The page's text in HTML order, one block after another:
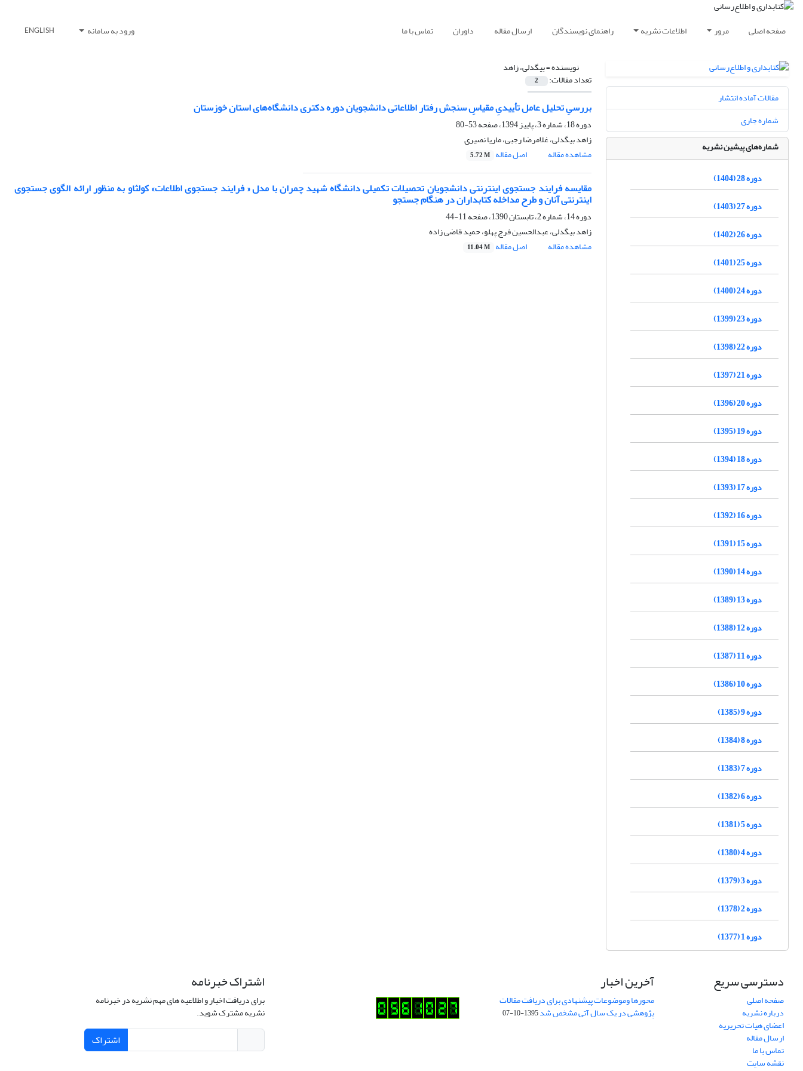
صفحه اصلی مرور اطلاعات نشریه راهنمای نویسندگان ارسال مقاله داوران تماس با ما ورود به سامانه ENGLISH
نویسنده =بیگدلی، زاهد
تعداد مقالات: 2
بررسیِ تحلیل عامل تأییدیِ مقیاسِ سنجش رفتار اطلاعاتی دانشجویان دوره دکتری دانشگاه‌های استان خوزستان
دوره 18، شماره 3، پاییز 1394، صفحه
53-80
زاهد بیگدلی، غلامرضا رجبی، ماریا نصیری
مشاهده مقاله
اصل مقاله 5.72 M
مقایسه فرایند جستجوی اینترنتی دانشجویان تحصیلات تکمیلی دانشگاه شهید چمران با مدل « فرایند جستجوی اطلاعات» کولثاو به منظور ارائه الگوی جستجوی
اینترنتی آنان و طرح مداخله کتابداران در هنگام جستجو
دوره 14، شماره 2، تابستان 1390، صفحه
11-44
زاهد بیگدلی، عبدالحسین فرج پهلو، حمید قاضی زاده
مشاهده مقاله
اصل مقاله 11.04 M
مقالات آماده انتشار
شماره جاری
شماره‌های پیشین نشریه
دوره 28 (1404)
دوره 27 (1403)
دوره 26 (1402)
دوره 25 (1401)
دوره 24 (1400)
دوره 23 (1399)
دوره 22 (1398)
دوره 21 (1397)
دوره 20 (1396)
دوره 19 (1395)
دوره 18 (1394)
دوره 17 (1393)
دوره 16 (1392)
دوره 15 (1391)
دوره 14 (1390)
دوره 13 (1389)
دوره 12 (1388)
دوره 11 (1387)
دوره 10 (1386)
دوره 9 (1385)
دوره 8 (1384)
دوره 7 (1383)
دوره 6 (1382)
دوره 5 (1381)
دوره 4 (1380)
دوره 3 (1379)
دوره 2 (1378)
دوره 1 (1377)
دسترسی سریع
صفحه اصلی
درباره نشریه
اعضای هیات تحریریه
ارسال مقاله
تماس با ما
نقشه سایت
آخرین اخبار
محورها وموضوعات پیشنهادی برای دریافت مقالات
پژوهشی در یک سال آتی مشخص شد1395-10-07
اشتراک خبرنامه
برای دریافت اخبار و اطلاعیه های مهم نشریه در خبرنامه
نشریه مشترک شوید.
اشتراک